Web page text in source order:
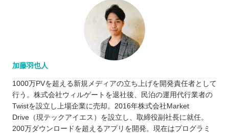
加藤羽也人
1000万PVを超える新規メディアの立ち上げを開発責任者として
行う。株式会社ウィルゲートを退社後、民泊の運用代行業者の
Twistを設立し上場企業に売却。2016年株式会社Market
Drive（現テックアイエス）を設立し、取締役副社長に就任。
200万ダウンロードを超えるアプリを開発。現在はプログラミ